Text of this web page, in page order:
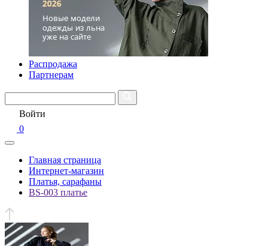
Распродажа
Партнерам
Войти
0
Главная страница
Интернет-магазин
Платья, сарафаны
BS-003 платье